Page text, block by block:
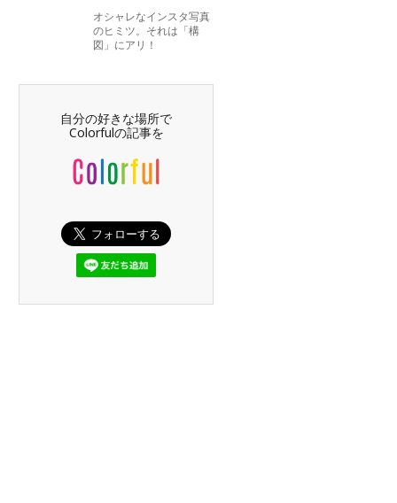
オシャレなインスタ写真
のヒミツ。それは「構
図」にアリ！
自分の好きな場所で
Colorfulの記事を